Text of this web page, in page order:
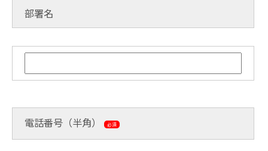
部署名
電話番号（半角） 必須